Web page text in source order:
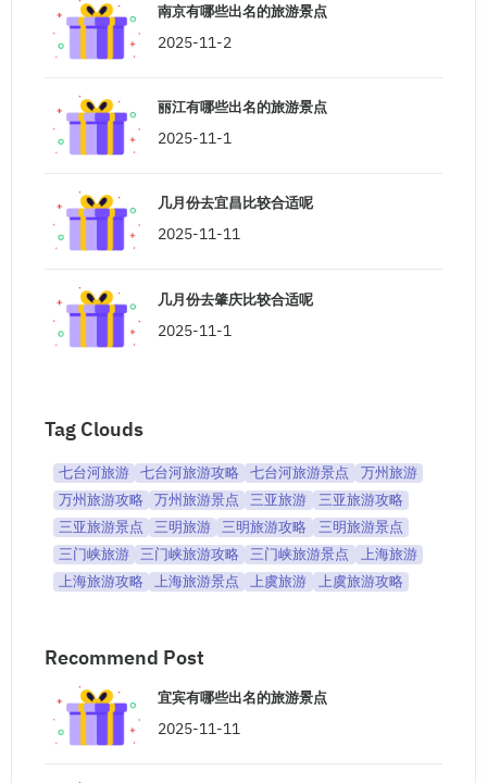
南京有哪些出名的旅游景点
2025-11-2
丽江有哪些出名的旅游景点
2025-11-1
几月份去宜昌比较合适呢
2025-11-11
几月份去肇庆比较合适呢
2025-11-1
Tag Clouds
七台河旅游 七台河旅游攻略 七台河旅游景点
万州旅游
万州旅游攻略
万州旅游景点 三亚旅游
三亚旅游攻略
三亚旅游景点
三明旅游 三明旅游攻略
三明旅游景点
三门峡旅游
三门峡旅游攻略 三门峡旅游景点
上海旅游
上海旅游攻略
上海旅游景点 上虞旅游 上虞旅游攻略
Recommend Post
宜宾有哪些出名的旅游景点
2025-11-11